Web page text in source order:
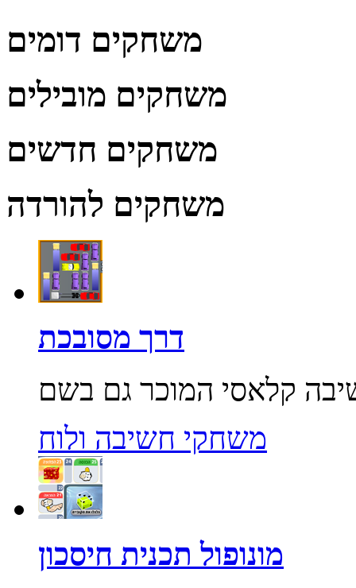
משחקים דומים
משחקים מובילים
משחקים חדשים
משחקים להורדה
דרך מסובכת
משחקי חשיבה ולוח
מונופול תכנית חיסכון